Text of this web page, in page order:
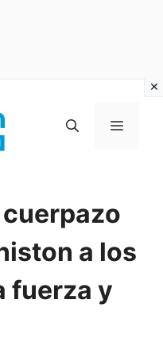
MENU
a los
fuerza y